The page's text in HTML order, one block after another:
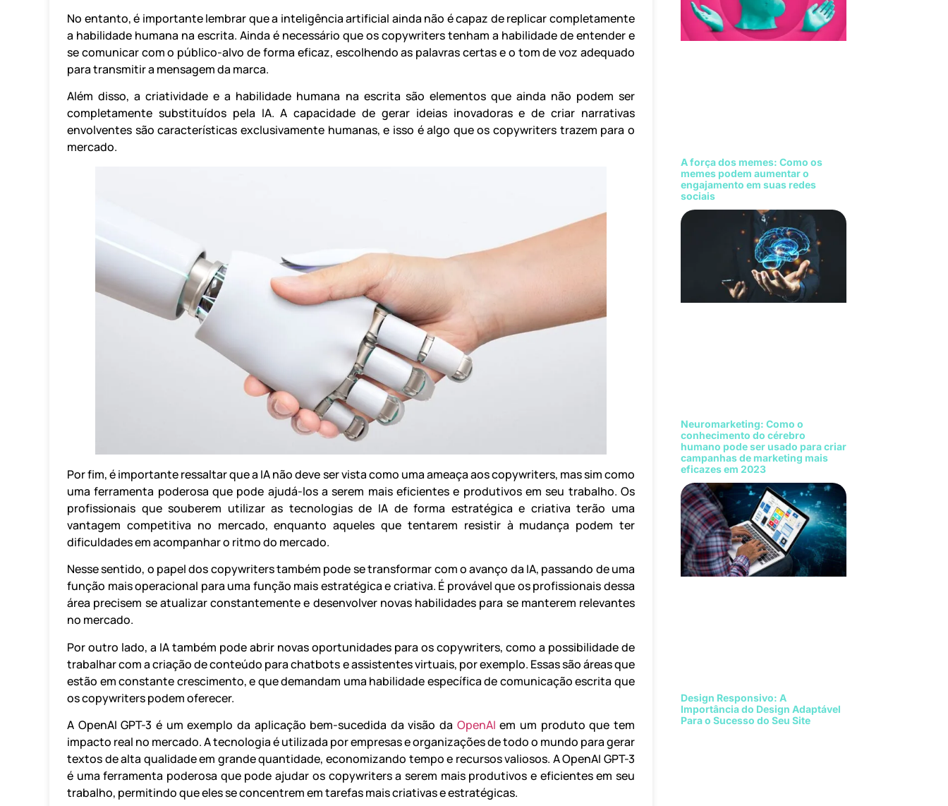
No entanto, é importante lembrar que a inteligência artificial ainda não é capaz de replicar completamente
a habilidade humana na escrita. Ainda é necessário que os copywriters tenham a habilidade de entender e
se comunicar com o público-alvo de forma eficaz, escolhendo as palavras certas e o tom de voz adequado
para transmitir a mensagem da marca.
Além disso, a criatividade e a habilidade humana na escrita são elementos que ainda não podem ser
completamente substituídos pela IA. A capacidade de gerar ideias inovadoras e de criar narrativas
envolventes são características exclusivamente humanas, e isso é algo que os copywriters trazem para o
mercado.
Por fim, é importante ressaltar que a IA não deve ser vista como uma ameaça aos copywriters, mas sim como
uma ferramenta poderosa que pode ajudá-los a serem mais eficientes e produtivos em seu trabalho. Os
profissionais que souberem utilizar as tecnologias de IA de forma estratégica e criativa terão uma
vantagem competitiva no mercado, enquanto aqueles que tentarem resistir à mudança podem ter
dificuldades em acompanhar o ritmo do mercado.
Nesse sentido, o papel dos copywriters também pode se transformar com o avanço da IA, passando de uma
função mais operacional para uma função mais estratégica e criativa. É provável que os profissionais dessa
área precisem se atualizar constantemente e desenvolver novas habilidades para se manterem relevantes
no mercado.
Por outro lado, a IA também pode abrir novas oportunidades para os copywriters, como a possibilidade de
trabalhar com a criação de conteúdo para chatbots e assistentes virtuais, por exemplo. Essas são áreas que
estão em constante crescimento, e que demandam uma habilidade específica de comunicação escrita que
os copywriters podem oferecer.
A OpenAI GPT-3 é um exemplo da aplicação bem-sucedida da visão da OpenAI em um produto que tem
impacto real no mercado. A tecnologia é utilizada por empresas e organizações de todo o mundo para gerar
textos de alta qualidade em grande quantidade, economizando tempo e recursos valiosos. A OpenAI GPT-3
é uma ferramenta poderosa que pode ajudar os copywriters a serem mais produtivos e eficientes em seu
trabalho, permitindo que eles se concentrem em tarefas mais criativas e estratégicas.
A força dos memes: Como os
memes podem aumentar o
engajamento em suas redes
sociais
Neuromarketing: Como o
conhecimento do cérebro
humano pode ser usado para criar
campanhas de marketing mais
eficazes em 2023
Design Responsivo: A
Importância do Design Adaptável
Para o Sucesso do Seu Site